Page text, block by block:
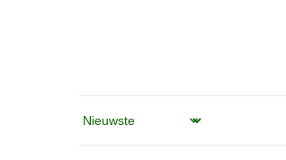
Sorteren op